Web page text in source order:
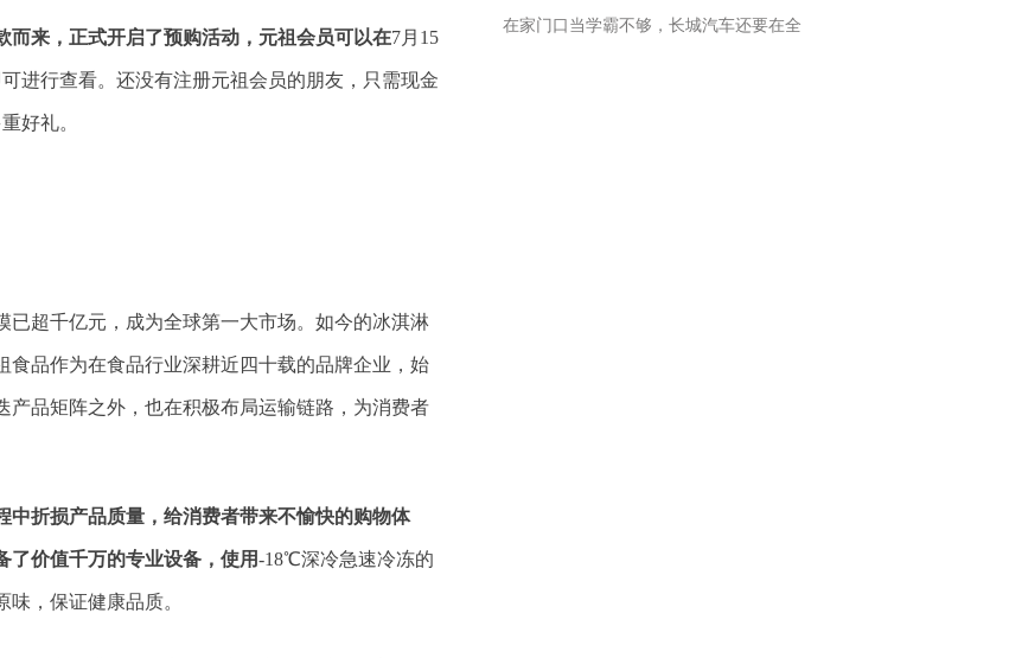
而来，正式开启了预购活动，元祖会员可以在7月15
进行查看。还没有注册元祖会员的朋友，只需现金
好礼。
已超千亿元，成为全球第一大市场。如今的冰淇淋
品作为在食品行业深耕近四十载的品牌企业，始
品矩阵之外，也在积极布局运输链路，为消费者
中折损产品质量，给消费者带来不愉快的购物体
了价值千万的专业设备，使用-18℃深冷急速冷冻的
，保证健康品质。
在家门口当学霸不够，长城汽车还要在全